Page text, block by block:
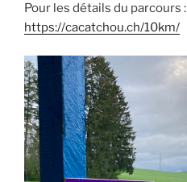
Pour les détails du parcours :
https://cacatchou.ch/10km/